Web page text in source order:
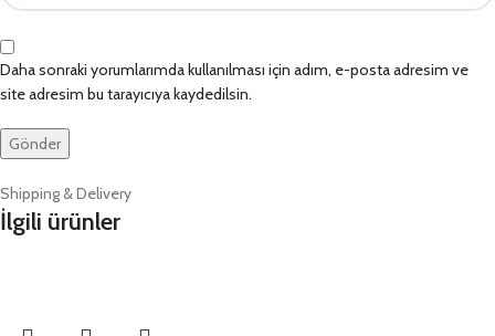
Daha sonraki yorumlarımda kullanılması için adım, e-posta adresim ve
site adresim bu tarayıcıya kaydedilsin.
Shipping & Delivery
İlgili ürünler